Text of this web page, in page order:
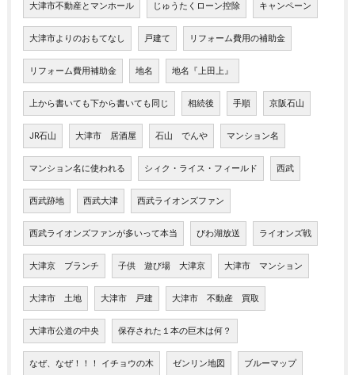
大津市不動産とマンホール じゅうたくローン控除 キャンペーン
大津市よりのおもてなし 戸建て リフォーム費用の補助金
リフォーム費用補助金 地名 地名『上田上』
上から書いても下から書いても同じ 相続後 手順 京阪石山
JR石山 大津市 居酒屋 石山 でんや マンション名
マンション名に使われる シィク・ライス・フィールド 西武
西武跡地 西武大津 西武ライオンズファン
西武ライオンズファンが多いって本当 びわ湖放送 ライオンズ戦
大津京 ブランチ 子供 遊び場 大津京 大津市 マンション
大津市 土地 大津市 戸建 大津市 不動産 買取
大津市公道の中央 保存された１本の巨木は何？
なぜ、なぜ！！！ イチョウの木 ゼンリン地図 ブルーマップ